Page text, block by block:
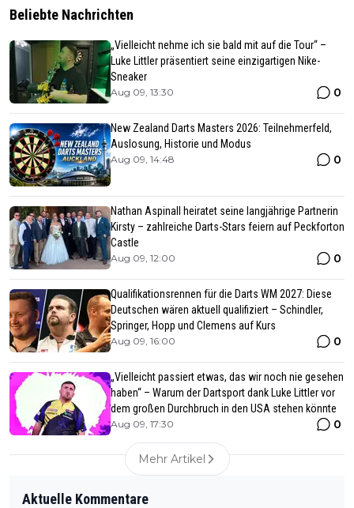
Beliebte Nachrichten
„Vielleicht nehme ich sie bald mit auf die Tour“ –
Luke Littler präsentiert seine einzigartigen Nike-
Sneaker
Aug 09, 13:30 0
New Zealand Darts Masters 2026: Teilnehmerfeld,
Auslosung, Historie und Modus
Aug 09, 14:48 0
Nathan Aspinall heiratet seine langjährige Partnerin
Kirsty – zahlreiche Darts-Stars feiern auf Peckforton
Castle
Aug 09, 12:00 0
Qualifikationsrennen für die Darts WM 2027: Diese
Deutschen wären aktuell qualifiziert – Schindler,
Springer, Hopp und Clemens auf Kurs
Aug 09, 16:00 0
„Vielleicht passiert etwas, das wir noch nie gesehen
haben“ – Warum der Dartsport dank Luke Littler vor
dem großen Durchbruch in den USA stehen könnte
Aug 09, 17:30 0
Mehr Artikel
Aktuelle Kommentare